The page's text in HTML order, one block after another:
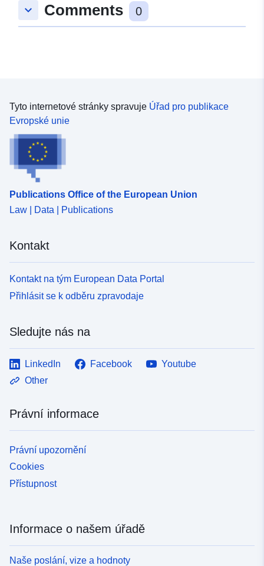
keyboard_arrow_down Comments 0
Tyto internetové stránky spravuje Úřad pro publikace
Evropské unie
Publications Office of the European Union
Law | Data | Publications
Kontakt
Kontakt na tým European Data Portal
Přihlásit se k odběru zpravodaje
Sledujte nás na
LinkedIn Facebook
Youtube
Other
Právní informace
Právní upozornění
Cookies
Přístupnost
Informace o našem úřadě
Naše poslání, vize a hodnoty